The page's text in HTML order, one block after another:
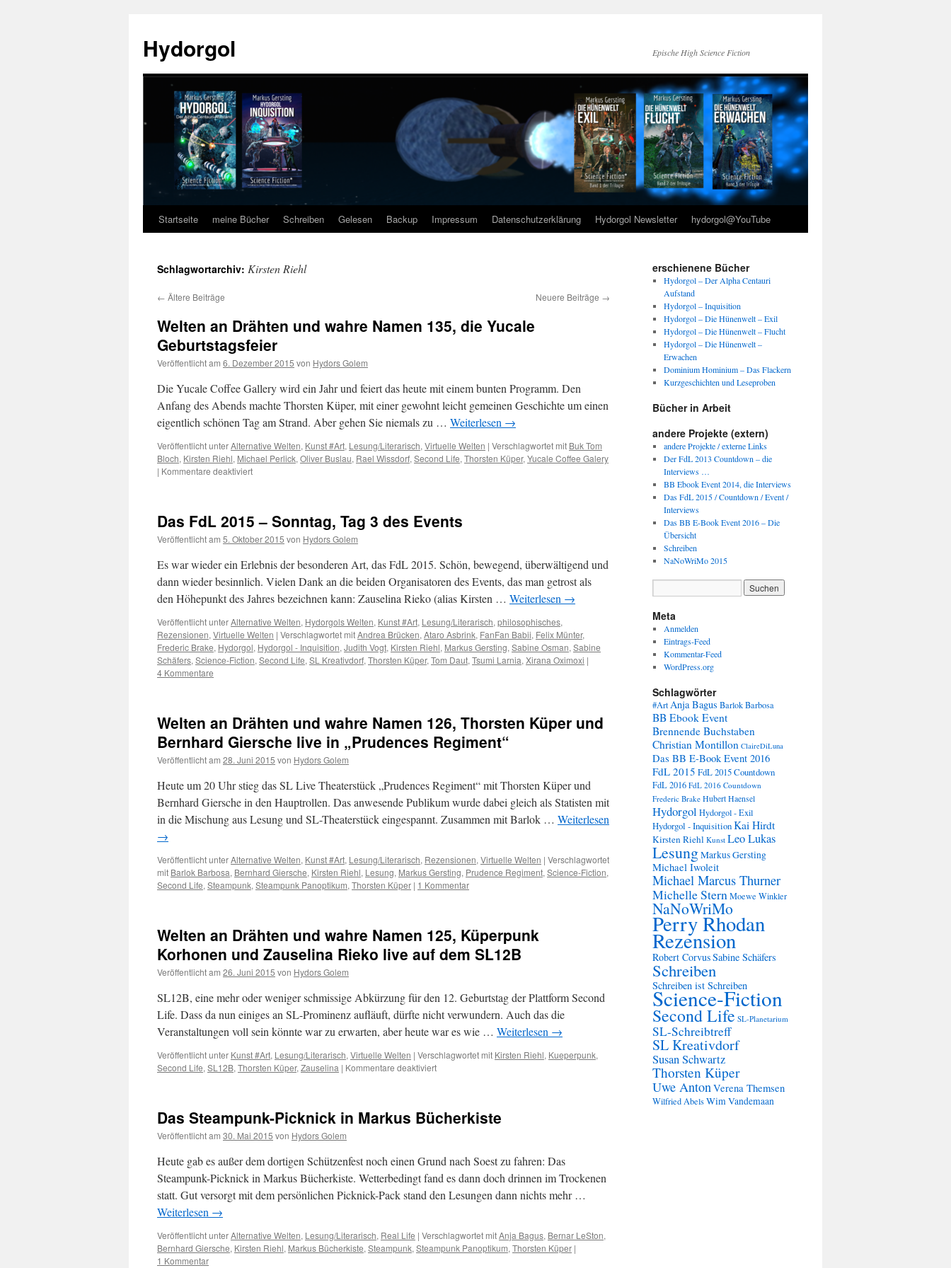
springen
Hydorgol Epische High Science Fiction
Startseite meine Bücher Schreiben Gelesen Backup Impressum Datenschutzerklärung Hydorgol Newsletter hydorgol@YouTube
Schlagwortarchiv: Kirsten Riehl
← Ältere Beiträge Neuere Beiträge →
Welten an Drähten und wahre Namen 135, die Yucale
Geburtstagsfeier
Veröffentlicht am 6. Dezember 2015 von Hydors Golem
Die Yucale Coffee Gallery wird ein Jahr und feiert das heute mit einem bunten Programm. Den
Anfang des Abends machte Thorsten Küper, mit einer gewohnt leicht gemeinen Geschichte um einen
eigentlich schönen Tag am Strand. Aber gehen Sie niemals zu … Weiterlesen →
Veröffentlicht unterAlternative Welten, Kunst #Art, Lesung/Literarisch, Virtuelle Welten | Verschlagwortet mit Buk Tom
Bloch, Kirsten Riehl, Michael Perlick, Oliver Buslau, Rael Wissdorf, Second Life, Thorsten Küper, Yucale Coffee Galery
| Kommentare deaktiviertfür
und
wahre
Namen
135,
die
Yucale
Geburtstagsfeier
Das FdL 2015 – Sonntag, Tag 3 des Events
Veröffentlicht am 5. Oktober 2015 von Hydors Golem
Es war wieder ein Erlebnis der besonderen Art, das FdL 2015. Schön, bewegend, überwältigend und
dann wieder besinnlich. Vielen Dank an die beiden Organisatoren des Events, das man getrost als
den Höhepunkt des Jahres bezeichnen kann: Zauselina Rieko (alias Kirsten … Weiterlesen →
Veröffentlicht unterAlternative Welten, Hydorgols Welten, Kunst #Art, Lesung/Literarisch, philosophisches,
Rezensionen, Virtuelle Welten | Verschlagwortet mitAndrea Brücken, Ataro Asbrink, FanFan Babii, Felix Münter,
Frederic Brake, Hydorgol, Hydorgol - Inquisition, Judith Vogt, Kirsten Riehl, Markus Gersting, Sabine Osman, Sabine
Schäfers, Science-Fiction, Second Life, SL Kreativdorf, Thorsten Küper, Tom Daut, Tsumi Larnia, Xirana Oximoxi |
4 Kommentare
Welten an Drähten und wahre Namen 126, Thorsten Küper und
Bernhard Giersche live in „Prudences Regiment“
Veröffentlicht am 28. Juni 2015 von Hydors Golem
Heute um 20 Uhr stieg das SL Live Theaterstück „Prudences Regiment“ mit Thorsten Küper und
Bernhard Giersche in den Hauptrollen. Das anwesende Publikum wurde dabei gleich als Statisten mit
in die Mischung aus Lesung und SL-Theaterstück eingespannt. Zusammen mit Barlok … Weiterlesen
→
Veröffentlicht unterAlternative Welten, Kunst #Art, Lesung/Literarisch, Rezensionen, Virtuelle Welten | Verschlagwortet
mit Barlok Barbosa, Bernhard Giersche, Kirsten Riehl, Lesung, Markus Gersting, Prudence Regiment, Science-Fiction,
Second Life, Steampunk, Steampunk Panoptikum, Thorsten Küper | 1 Kommentar
Welten an Drähten und wahre Namen 125, Küperpunk
Korhonen und Zauselina Rieko live auf dem SL12B
Veröffentlicht am 26. Juni 2015 von Hydors Golem
SL12B, eine mehr oder weniger schmissige Abkürzung für den 12. Geburtstag der Plattform Second
Life. Dass da nun einiges an SL-Prominenz aufläuft, dürfte nicht verwundern. Auch das die
Veranstaltungen voll sein könnte war zu erwarten, aber heute war es wie … Weiterlesen →
Veröffentlicht unter Kunst #Art, Lesung/Literarisch, Virtuelle Welten | Verschlagwortet mit Kirsten Riehl, Kueperpunk,
Second Life, SL12B, Thorsten Küper, Zauselina | Kommentare deaktiviertfür
und
125,
Küperpunk
Korhonen
und
live
auf
Das Steampunk-Picknick in Markus Bücherkiste
Veröffentlicht am 30. Mai 2015 von Hydors Golem
Heute gab es außer dem dortigen Schützenfest noch einen Grund nach Soest zu fahren: Das
Steampunk-Picknick in Markus Bücherkiste. Wetterbedingt fand es dann doch drinnen im Trockenen
statt. Gut versorgt mit dem persönlichen Picknick-Pack stand den Lesungen dann nichts mehr …
Weiterlesen →
Veröffentlicht unterAlternative Welten, Lesung/Literarisch, Real Life | Verschlagwortet mitAnja Bagus, Bernar LeSton,
Bernhard Giersche, Kirsten Riehl, Markus Bücherkiste, Steampunk, Steampunk Panoptikum, Thorsten Küper |
1 Kommentar
erschienene Bücher
Hydorgol – Der Alpha Centauri
Aufstand
Hydorgol – Inquisition
Hydorgol – Die Hünenwelt – Exil
Hydorgol – Die Hünenwelt – Flucht
Hydorgol – Die Hünenwelt –
Erwachen
Dominium Hominium – Das Flackern
Kurzgeschichten und Leseproben
Bücher in Arbeit
andere Projekte (extern)
andere Projekte / externe Links
Der FdL 2013 Countdown – die
Interviews …
BB Ebook Event 2014, die Interviews
Das FdL 2015 / Countdown / Event /
Interviews
Das BB E-Book Event 2016 – Die
Übersicht
Schreiben
NaNoWriMo 2015
Meta
Anmelden
Eintrags-Feed
Kommentar-Feed
WordPress.org
Schlagwörter
#ArtAnja Bagus Barlok Barbosa
BB Ebook Event
Brennende Buchstaben
Christian Montillon ClaireDiLuna
Das BB E-Book Event 2016
FdL 2015 FdL 2015 Countdown
FdL 2016 FdL 2016 Countdown
Frederic Brake Hubert Haensel
Hydorgol Hydorgol - Exil
Hydorgol - InquisitionKai Hirdt
Kirsten Riehl Kunst Leo Lukas
LesungMarkus Gersting
Michael Iwoleit
Michael Marcus Thurner
Michelle SternMoewe Winkler
NaNoWriMo
Perry Rhodan
Rezension
Robert CorvusSabine Schäfers
Schreiben
Schreiben ist Schreiben
Science-Fiction
Second Life SL-Planetarium
SL-Schreibtreff
SL Kreativdorf
Susan Schwartz
Thorsten Küper
Uwe AntonVerena Themsen
Wilfried AbelsWim Vandemaan